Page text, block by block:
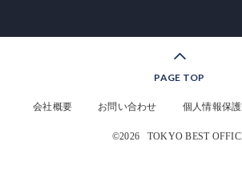
PAGE TOP
会社概要 お問い合わせ 個人情報保
©2026 TOKYO BEST